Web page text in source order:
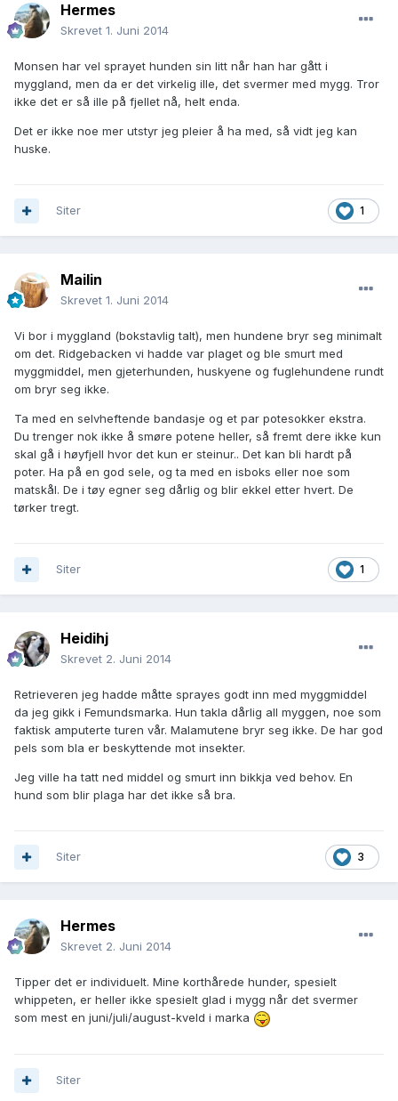
Hermes
Skrevet 1. Juni 2014
Monsen har vel sprayet hunden sin litt når han har gått i
myggland, men da er det virkelig ille, det svermer med mygg. Tror
ikke det er så ille på fjellet nå, helt enda.
Det er ikke noe mer utstyr jeg pleier å ha med, så vidt jeg kan
huske.
1
Siter
Mailin
Skrevet 1. Juni 2014
Vi bor i myggland (bokstavlig talt), men hundene bryr seg minimalt
om det. Ridgebacken vi hadde var plaget og ble smurt med
myggmiddel, men gjeterhunden, huskyene og fuglehundene rundt
om bryr seg ikke.
Ta med en selvheftende bandasje og et par potesokker ekstra.
Du trenger nok ikke å smøre potene heller, så fremt dere ikke kun
skal gå i høyfjell hvor det kun er steinur.. Det kan bli hardt på
poter. Ha på en god sele, og ta med en isboks eller noe som
matskål. De i tøy egner seg dårlig og blir ekkel etter hvert. De
tørker tregt.
1
Siter
Heidihj
Skrevet 2. Juni 2014
Retrieveren jeg hadde måtte sprayes godt inn med myggmiddel
da jeg gikk i Femundsmarka. Hun takla dårlig all myggen, noe som
faktisk amputerte turen vår. Malamutene bryr seg ikke. De har god
pels som bla er beskyttende mot insekter.
Jeg ville ha tatt ned middel og smurt inn bikkja ved behov. En
hund som blir plaga har det ikke så bra.
3
Siter
Hermes
Skrevet 2. Juni 2014
Tipper det er individuelt. Mine korthårede hunder, spesielt
whippeten, er heller ikke spesielt glad i mygg når det svermer
som mest en juni/juli/august-kveld i marka
Siter